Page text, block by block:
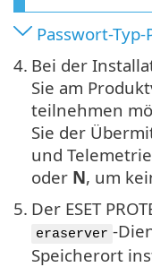
Passwort-
4. Bei der
Sie am
teilnehmen
Sie der
und
oder N, um
5. Der ESET
eraserver -
Speicherort